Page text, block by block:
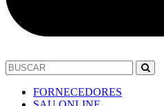
FORNECEDORES